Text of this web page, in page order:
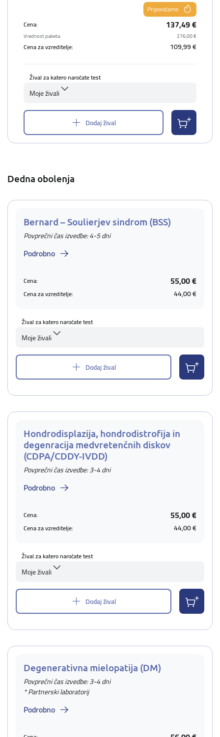
Priporočamo
Cena:
137,49 €
Vrednost paketa: 276,00 €
Cena za vzreditelje: 109,99 €
Žival za katero naročate test
Moje živali
Dodaj žival
Dedna obolenja
Bernard – Soulierjev sindrom (BSS)
Povprečni čas izvedbe: 4-5 dni
Podrobno
Cena: 55,00 €
Cena za vzreditelje: 44,00 €
Žival za katero naročate test
Moje živali
Dodaj žival
Hondrodisplazija, hondrodistrofija in
degenracija medvretenčnih diskov
(CDPA/CDDY-IVDD)
Povprečni čas izvedbe: 3-4 dni
Podrobno
Cena: 55,00 €
Cena za vzreditelje: 44,00 €
Žival za katero naročate test
Moje živali
Dodaj žival
Degenerativna mielopatija (DM)
Povprečni čas izvedbe: 3-4 dni
* Partnerski laboratorij
Podrobno